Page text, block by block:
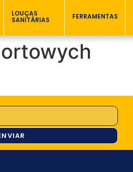
LOUÇAS
SANITÁRIAS FERRAMENTAS